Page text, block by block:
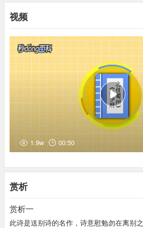
津。这里泛指蜀川。辅三秦：一作“俯西秦
(3)风烟望五津：“风烟”两字名词用作状语
意为江边因远望而显得迷茫如啼眼，是说
州。
(4)君：对人的尊称，相当于“您”。
(5)同：一作“俱”。宦（huàn）游：出外做官
(6)海内：四海之内，即全国各地。古代
所以称天下为四海之内。
(7)天涯：天边，这里比喻极远的地方。比
(8)无为：无须、不必。歧（qí）路：岔路
处告别。
(9)沾巾：泪水沾湿衣服和腰带。意思是挥
视频
1.9w 00:50
赏析
赏析一
此诗是送别诗的名作，诗意慰勉勿在离别